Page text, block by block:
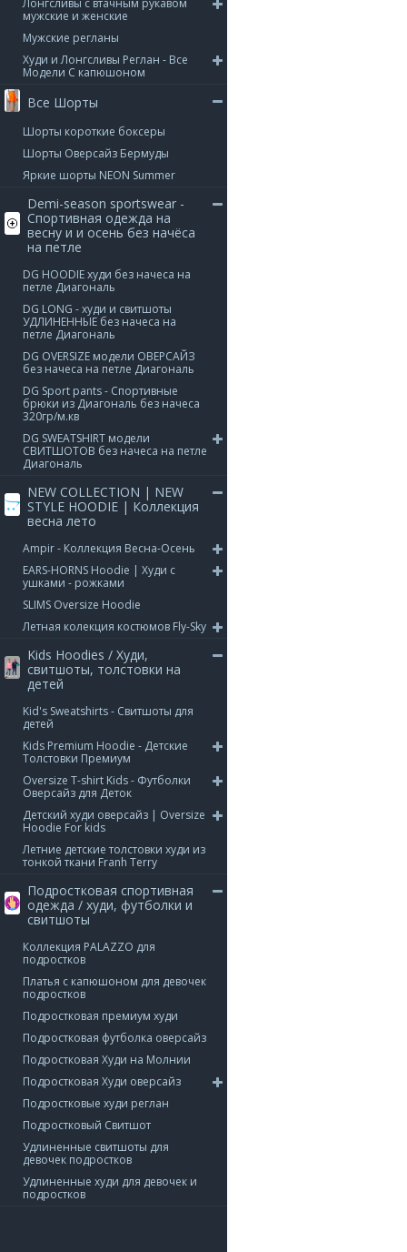
Лонгсливы с втачным рукавом
мужские и женские
Мужские регланы
Худи и Лонгсливы Реглан - Все
Модели С капюшоном
Все Шорты
Шорты короткие боксеры
Шорты Оверсайз Бермуды
Яркие шорты NEON Summer
Demi-season sportswear -
Спортивная одежда на
весну и и осень без начёса
на петле
DG HOODIE худи без начеса на
петле Диагональ
DG LONG - худи и свитшоты
УДЛИНЕННЫЕ без начеса на
петле Диагональ
DG OVERSIZE модели ОВЕРСАЙЗ
без начеса на петле Диагональ
DG Sport pants - Спортивные
брюки из Диагональ без начеса
320гр/м.кв
DG SWEATSHIRT модели
СВИТШОТОВ без начеса на петле
Диагональ
NEW COLLECTION | NEW
STYLE HOODIE | Коллекция
весна лето
Ampir - Коллекция Весна-Осень
EARS-HORNS Hoodie | Худи с
ушками - рожками
SLIMS Oversize Hoodie
Летная колекция костюмов Fly-Sky
Kids Hoodies / Худи,
свитшоты, толстовки на
детей
Kid's Sweatshirts - Свитшоты для
детей
Kids Premium Hoodie - Детские
Толстовки Премиум
Oversize T-shirt Kids - Футболки
Оверсайз для Деток
Детский худи оверсайз | Oversize
Hoodie For kids
Летние детские толстовки худи из
тонкой ткани Franh Terry
Подростковая спортивная
одежда / худи, футболки и
свитшоты
Коллекция PALAZZO для
подростков
Платья с капюшоном для девочек
подростков
Подростковая премиум худи
Подростковая футболка оверсайз
Подростковая Худи на Молнии
Подростковая Худи оверсайз
Подростковые худи реглан
Подростковый Свитшот
Удлиненные свитшоты для
девочек подростков
Удлиненные худи для девочек и
подростков